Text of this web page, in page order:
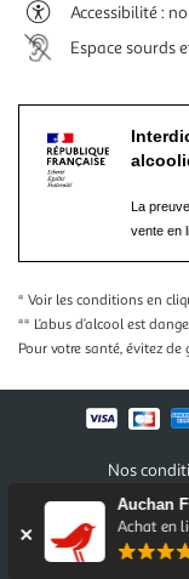
Auchan
Achat en
Accessibilité :
Espace sourds
La
vente en
* Voir les conditions en
** L’abus d’alcool est
Pour votre santé, évitez de
Nos
Conditions des
Politique de